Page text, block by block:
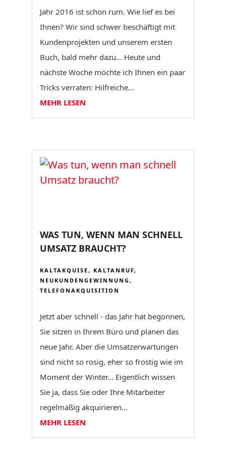
Jahr 2016 ist schon rum. Wie lief es bei
Ihnen? Wir sind schwer beschäftigt mit
Kundenprojekten und unserem ersten
Buch, bald mehr dazu... Heute und
nächste Woche möchte ich Ihnen ein paar
Tricks verraten: Hilfreiche...
MEHR LESEN
WAS TUN, WENN MAN SCHNELL
UMSATZ BRAUCHT?
KALTAKQUISE, KALTANRUF,
NEUKUNDENGEWINNUNG ,
TELEFONAKQUISITION
Jetzt aber schnell - das Jahr hat begonnen,
Sie sitzen in Ihrem Büro und planen das
neue Jahr. Aber die Umsatzerwartungen
sind nicht so rosig, eher so frostig wie im
Moment der Winter... Eigentlich wissen
Sie ja, dass Sie oder Ihre Mitarbeiter
regelmäßig akquirieren...
MEHR LESEN